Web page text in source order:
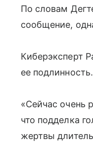
По словам
сообщение,
Киберэксперт
ее подлинность.
«Сейчас очень
что подделка
жертвы